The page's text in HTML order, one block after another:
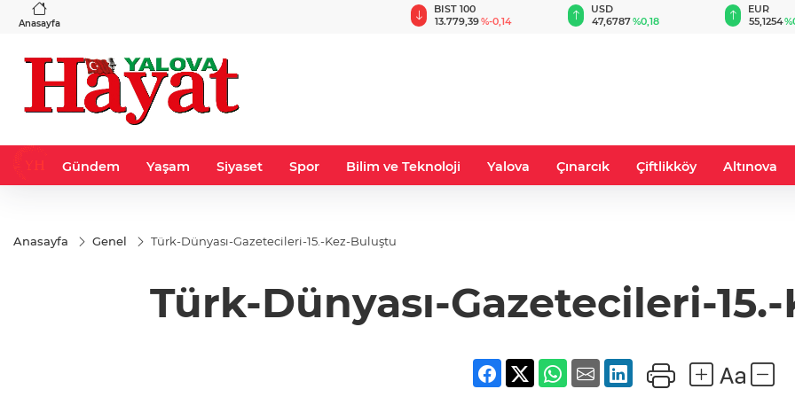
Anasayfa
%-0,22
BIST 100
13.779,39%-0,14
USD
47,6787%0,18
EUR
55,1254
Gündem Yaşam Siyaset Spor Bilim ve Teknoloji Yalova Çınarcık Çiftlikköy Altınova
Anasayfa Genel Türk-Dünyası-Gazetecileri-15.-Kez-Buluştu
Türk-Dünyası-Gazetecileri-